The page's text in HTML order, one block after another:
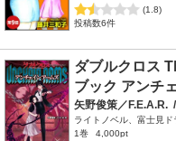
(1.8)
投稿数6件
ダブルクロス
ブック アンチ
矢野俊策／F.E.A.R. /
ライトノベル、富士見ド
1巻
4,000pt